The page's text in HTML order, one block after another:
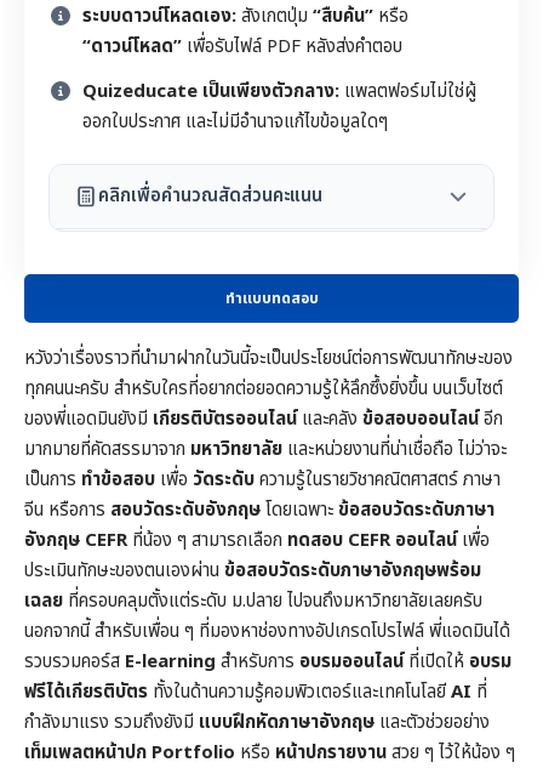
ระบบดาวน์โหลดเอง:สังเกตปุ่ม “สืบค้น” หรือ
“ดาวน์โหลด” เพื่อรับไฟล์ PDF หลังส่งคำตอบ
Quizeducate เป็นเพียงตัวกลาง: แพลตฟอร์มไม่ใช่ผู้
ออกใบประกาศ และไม่มีอำนาจแก้ไขข้อมูลใดๆ
คลิกเพื่อคำนวณสัดส่วนคะแนน
ทำแบบทดสอบ
หวังว่าเรื่องราวที่นำมาฝากในวันนี้จะเป็นประโยชน์ต่อการพัฒนาทักษะของ
ทุกคนนะครับ สำหรับใครที่อยากต่อยอดความรู้ให้ลึกซึ้งยิ่งขึ้น บนเว็บไซต์
ของพี่แอดมินยังมี เกียรติบัตรออนไลน์และคลัง ข้อสอบออนไลน์อีก
มากมายที่คัดสรรมาจาก มหาวิทยาลัย และหน่วยงานที่น่าเชื่อถือ ไม่ว่าจะ
เป็นการ ทำข้อสอบ เพื่อ วัดระดับความรู้ในรายวิชาคณิตศาสตร์ภาษา
จีน หรือการ สอบวัดระดับอังกฤษโดยเฉพาะข้อสอบวัดระดับภาษา
อังกฤษ CEFRที่น้อง ๆ สามารถเลือก ทดสอบ CEFR ออนไลน์เพื่อ
ประเมินทักษะของตนเองผ่าน ข้อสอบวัดระดับภาษาอังกฤษพร้อม
เฉลย ที่ครอบคลุมตั้งแต่ระดับ ม.ปลาย ไปจนถึงมหาวิทยาลัยเลยครับ
นอกจากนี้ สำหรับเพื่อน ๆ ที่มองหาช่องทางอัปเกรดโปรไฟล์ พี่แอดมินได้
รวบรวมคอร์ส E-learning สำหรับการ อบรมออนไลน์ที่เปิดให้ อบรม
ฟรีได้เกียรติบัตร ทั้งในด้านความรู้คอมพิวเตอร์และเทคโนโลยีAI ที่
กำลังมาแรง รวมถึงยังมี แบบฝึกหัดภาษาอังกฤษ และตัวช่วยอย่าง
เท็มเพลตหน้าปก Portfolio หรือ หน้าปกรายงานสวย ๆ ไว้ให้น้อง ๆ